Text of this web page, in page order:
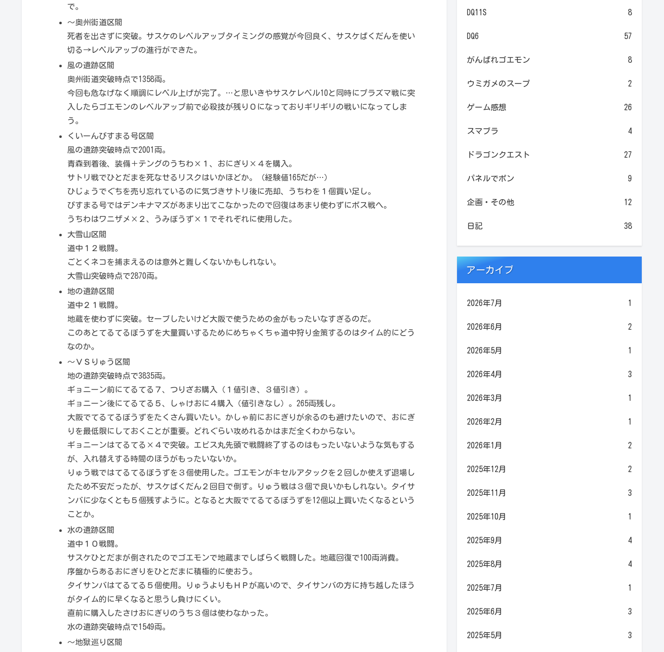
で。
～奥州街道区間
死者を出さずに突破。サスケのレベルアップタイミングの感覚が今回良く、サスケばくだんを使い
切る→レベルアップの進行ができた。
風の遺跡区間
奥州街道突破時点で1358両。
今回も危なげなく順調にレベル上げが完了。…と思いきやサスケレベル10と同時にプラズマ戦に突
入したらゴエモンのレベルアップ前で必殺技が残り０になっておりギリギリの戦いになってしま
う。
くいーんびすまる号区間
風の遺跡突破時点で2001両。
青森到着後、装備＋テングのうちわ×１、おにぎり×４を購入。
サトリ戦でひとだまを死なせるリスクはいかほどか。（経験値165だが…）
ひじょうでぐちを売り忘れているのに気づきサトリ後に売却、うちわを１個買い足し。
びすまる号ではデンキナマズがあまり出てこなかったので回復はあまり使わずにボス戦へ。
うちわはワニザメ×２、うみぼうず×１でそれぞれに使用した。
大雪山区間
道中１２戦闘。
ごとくネコを捕まえるのは意外と難しくないかもしれない。
大雪山突破時点で2870両。
地の遺跡区間
道中２１戦闘。
地蔵を使わずに突破。セーブしたいけど大阪で使うための金がもったいなすぎるのだ。
このあとてるてるぼうずを大量買いするためにめちゃくちゃ道中狩り金策するのはタイム的にどう
なのか。
～ＶＳりゅう区間
地の遺跡突破時点で3835両。
ギョニーン前にてるてる７、つりざお購入（１値引き、３値引き）。
ギョニーン後にてるてる５、しゃけおに４購入（値引きなし）。265両残し。
大阪でてるてるぼうずをたくさん買いたい。かしゃ前におにぎりが余るのも避けたいので、おにぎ
りを最低限にしておくことが重要。どれぐらい攻めれるかはまだ全くわからない。
ギョニーンはてるてる×４で突破。エビス丸先頭で戦闘終了するのはもったいないような気もする
が、入れ替えする時間のほうがもったいないか。
りゅう戦ではてるてるぼうずを３個使用した。ゴエモンがキセルアタックを２回しか使えず退場し
たため不安だったが、サスケばくだん２回目で倒す。りゅう戦は３個で良いかもしれない。タイサ
ンバに少なくとも５個残すように。となると大阪でてるてるぼうずを12個以上買いたくなるという
ことか。
水の遺跡区間
道中１０戦闘。
サスケひとだまが倒されたのでゴエモンで地蔵までしばらく戦闘した。地蔵回復で100両消費。
序盤からあるおにぎりをひとだまに積極的に使おう。
タイサンバはてるてる５個使用。りゅうよりもＨＰが高いので、タイサンバの方に持ち越したほう
がタイム的に早くなると思うし負けにくい。
直前に購入したさけおにぎりのうち３個は使わなかった。
水の遺跡突破時点で1549両。
～地獄巡り区間
DQ11S 8
DQ6 57
がんばれゴエモン 8
ウミガメのスープ 2
ゲーム感想 26
スマブラ 4
ドラゴンクエスト 27
パネルでポン 9
企画・その他 12
日記 38
アーカイブ
2026年7月 1
2026年6月 2
2026年5月 1
2026年4月 3
2026年3月 1
2026年2月 1
2026年1月 2
2025年12月 2
2025年11月 3
2025年10月 1
2025年9月 4
2025年8月 4
2025年7月 1
2025年6月 3
2025年5月 3